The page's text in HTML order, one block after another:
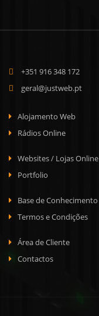
+351 916 348 172
geral@justweb.pt
Alojamento Web
Rádios Online
Websites / Lojas Online
Portfolio
Base de Conhecimento
Termos e Condições
Área de Cliente
Contactos